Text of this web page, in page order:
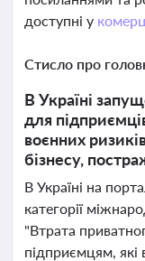
доступні у
Стисло про
В Україні
для
воєнних
бізнесу,
В Україні на
категорії
"Втрата
підприємцям, які